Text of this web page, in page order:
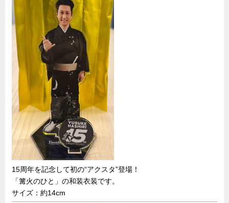
15周年を記念して初の“アクスタ”登場！
「篝火のひと」の和装衣装です。
サイズ：約14cm